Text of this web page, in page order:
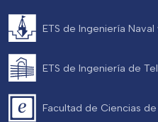
ETS de Ingeniería
ETS de Ingeniería de
Facultad de Ciencias